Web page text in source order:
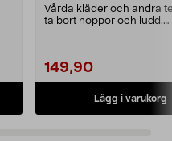
Vårda kläder och andra
ta bort noppor och ludd.
149,90
Lägg i varukorg